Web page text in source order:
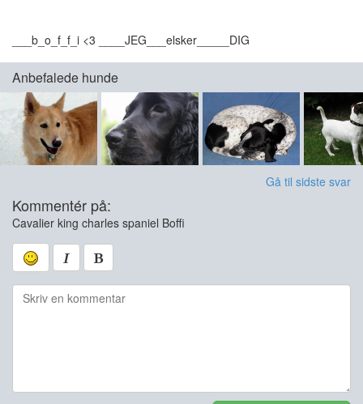
___b_o_f_f_i <3 ____JEG___elsker_____DIG
Anbefalede hunde
Gå til sidste svar
Kommentér på:
Cavalier king charles spaniel Boffi